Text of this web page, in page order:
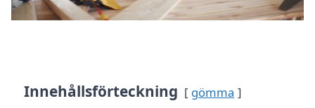
Innehållsförteckning gömma